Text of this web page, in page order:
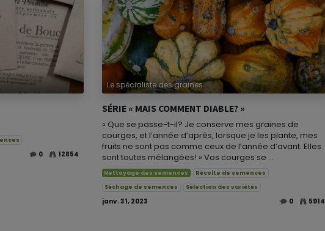
0 12854
Le spécialiste des graines
SÉRIE « MAIS COMMENT DIABLE? »
« Que se passe-t-il? Je conserve mes graines de
courges, et l’année d’après, lorsque je les plante, mes
fruits ne sont pas comme ceux de l’année d’avant. Elles
sont toutes mélangées! » Vos courges se ...
Nettoyage des semences
Récolte de semences
Séchage de semences
Sélection des variétés
janv. 31, 2023 0 5914